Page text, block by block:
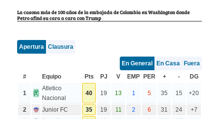
La casona más de 100 años de la embajada de Colombia en Washington donde
Petro afinó su cara a cara con Trump
Apertura Clausura
En General En Casa
Fuera
#
Equipo Pts PJ V EMP PER + - DG
1
Atletico
Nacional
40 19 13 1 5 35 15 +20
2 Junior FC 35 19 11 2 6 31 24
+7